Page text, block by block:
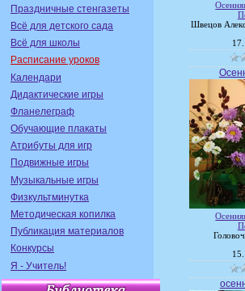
Праздничные стенгазеты
Всё для детского сада
Всё для школы
Расписание уроков
Календари
Дидактические игры
Фланелеграф
Обучающие плакаты
Атрибуты для игр
Подвижные игры
Музыкальные игры
Физкультминутка
Методическая копилка
Публикация материалов
Конкурсы
Я - Учитель!
Швецов